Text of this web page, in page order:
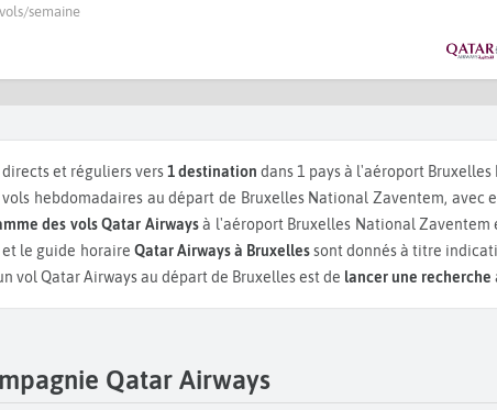
semaine
directs et réguliers vers1 destination dans 1 pays à l'aéroport
hebdomadaires au départ de Bruxelles National Zaventem, avec
des vols Qatar Airwaysà l'aéroport Bruxelles National Zaventem
et le guide horaire Qatar Airways à Bruxellessont donnés à titre
vol Qatar Airways au départ de Bruxelles est de lancer une recherche
Qatar Airways